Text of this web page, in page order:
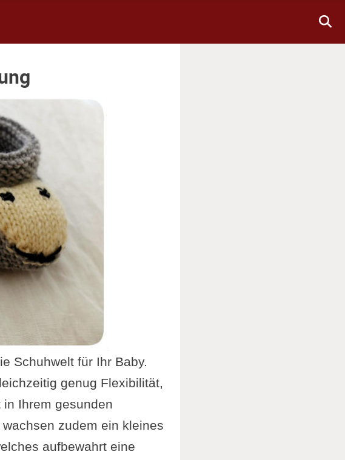
Schuhwelt für Ihr Baby.
genug Flexibilität,
Ihrem gesunden
zudem ein kleines
aufbewahrt eine